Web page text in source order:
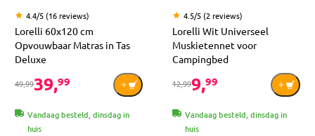
4.4/5 (16 reviews)
Lorelli 60x120 cm
Opvouwbaar Matras in Tas
Deluxe
49,9939,99
Vandaag besteld, dinsdag in
huis
4.5/5 (2 reviews)
Lorelli Wit Universeel
Muskietennet voor
Campingbed
12,999,99
Vandaag besteld, dinsdag in
huis